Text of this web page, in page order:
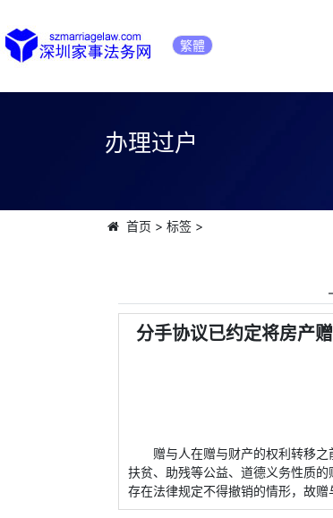
繁體
办理过户
首页 > 标签>
分手协议已约定将房产
赠与人在赠与财产的权利转移
扶贫、助残等公益、道德义务性质
存在法律规定不得撤销的情形，故赠